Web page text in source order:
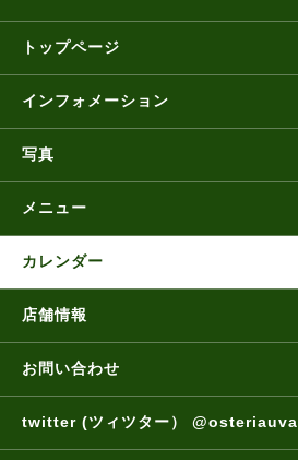
トップページ
インフォメーション
写真
メニュー
カレンダー
店舗情報
お問い合わせ
twitter (ツィツター） @osteriauva